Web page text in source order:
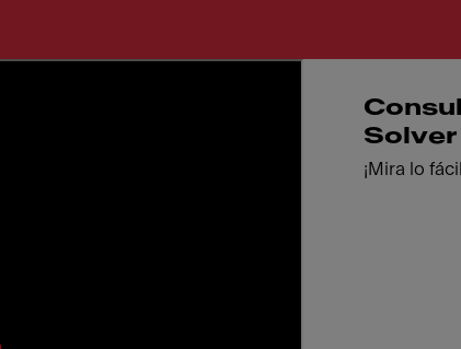
Solver
¡Mira lo